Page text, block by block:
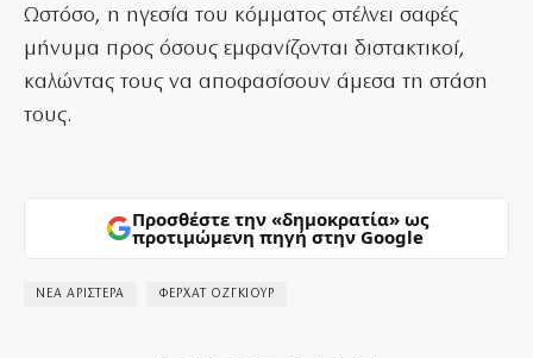
Ωστόσο, η ηγεσία του κόμματος στέλνει σαφές
μήνυμα προς όσους εμφανίζονται διστακτικοί,
καλώντας τους να αποφασίσουν άμεσα τη στάση
τους.
Προσθέστε την «δημοκρατία» ως
προτιμώμενη πηγή στην Google
ΝΕΑ ΑΡΙΣΤΕΡΑ ΦΕΡΧΆΤ ΟΖΓΚΙΟΎΡ